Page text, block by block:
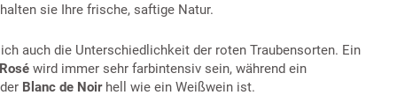
sie Ihre frische, saftige Natur.
auch die Unterschiedlichkeit der roten Traubensorten. Ein
Rosé wird immer sehr farbintensiv sein, während ein
Blanc de Noirhell wie ein Weißwein ist.